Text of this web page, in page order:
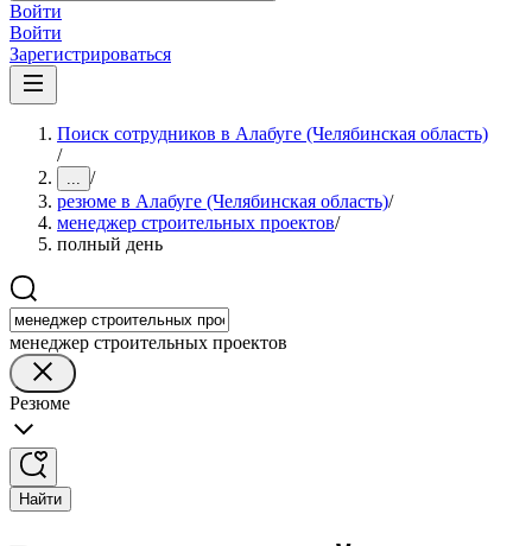
Войти
Войти
Зарегистрироваться
Поиск сотрудников в Алабуге (Челябинская область)
/
... /
резюме в Алабуге (Челябинская область)/
менеджер строительных проектов/
полный день
менеджер строительных проектов
Резюме
Найти